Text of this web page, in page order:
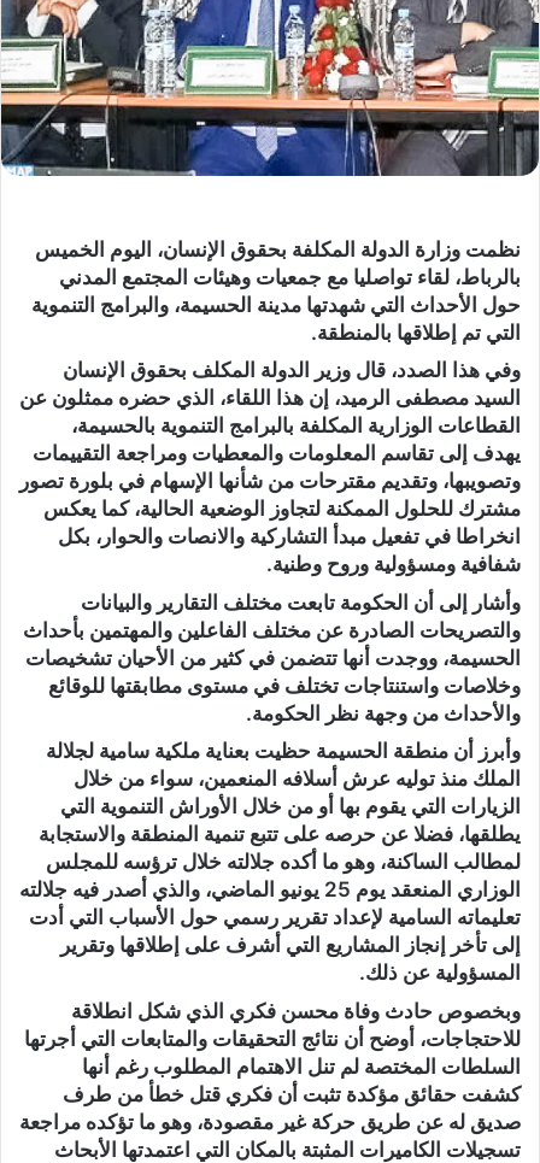
نظمت وزارة الدولة المكلفة بحقوق الإنسان، اليوم الخميس
بالرباط، لقاء تواصليا مع جمعيات وهيئات المجتمع المدني
حول الأحداث التي شهدتها مدينة الحسيمة، والبرامج التنموية
التي تم إطلاقها بالمنطقة.
وفي هذا الصدد، قال وزير الدولة المكلف بحقوق الإنسان
السيد مصطفى الرميد، إن هذا اللقاء، الذي حضره ممثلون عن
القطاعات الوزارية المكلفة بالبرامج التنموية بالحسيمة،
يهدف إلى تقاسم المعلومات والمعطيات ومراجعة التقييمات
وتصويبها، وتقديم مقترحات من شأنها الإسهام في بلورة تصور
مشترك للحلول الممكنة لتجاوز الوضعية الحالية، كما يعكس
انخراطا في تفعيل مبدأ التشاركية والانصات والحوار، بكل
شفافية ومسؤولية وروح وطنية.
وأشار إلى أن الحكومة تابعت مختلف التقارير والبيانات
والتصريحات الصادرة عن مختلف الفاعلين والمهتمين بأحداث
الحسيمة، ووجدت أنها تتضمن في كثير من الأحيان تشخيصات
وخلاصات واستنتاجات تختلف في مستوى مطابقتها للوقائع
والأحداث من وجهة نظر الحكومة.
وأبرز أن منطقة الحسيمة حظيت بعناية ملكية سامية لجلالة
الملك منذ توليه عرش أسلافه المنعمين، سواء من خلال
الزيارات التي يقوم بها أو من خلال الأوراش التنموية التي
يطلقها، فضلا عن حرصه على تتبع تنمية المنطقة والاستجابة
لمطالب الساكنة، وهو ما أكده جلالته خلال ترؤسه للمجلس
الوزاري المنعقد يوم 25 يونيو الماضي، والذي أصدر فيه جلالته
تعليماته السامية لإعداد تقرير رسمي حول الأسباب التي أدت
إلى تأخر إنجاز المشاريع التي أشرف على إطلاقها وتقرير
المسؤولية عن ذلك.
وبخصوص حادث وفاة محسن فكري الذي شكل انطلاقة
للاحتجاجات، أوضح أن نتائج التحقيقات والمتابعات التي أجرتها
السلطات المختصة لم تنل الاهتمام المطلوب رغم أنها
كشفت حقائق مؤكدة تثبت أن فكري قتل خطأ من طرف
صديق له عن طريق حركة غير مقصودة، وهو ما تؤكده مراجعة
تسجيلات الكاميرات المثبتة بالمكان التي اعتمدتها الأبحاث